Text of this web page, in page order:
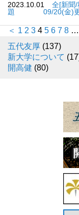
2023.10.01
全[新聞
題 09/20(金)更
＜ 1 2 3 4 5 6 7 8 …
五代友厚 (137)
新大学について
開高健 (80)